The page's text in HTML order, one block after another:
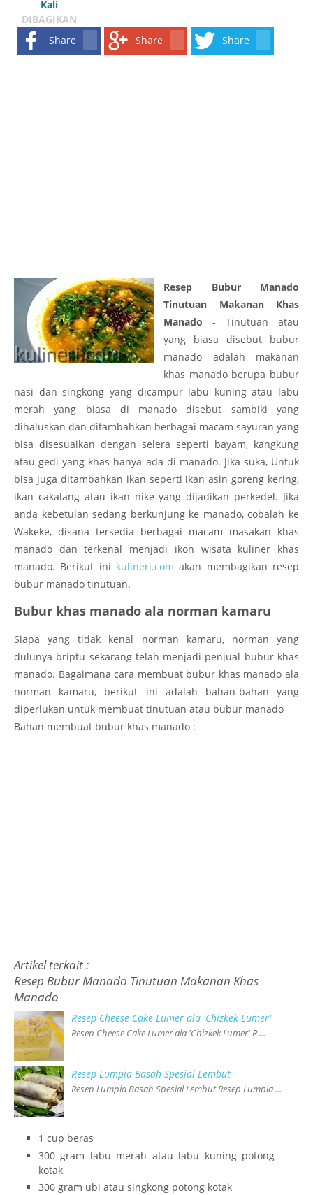
Kali
DIBAGIKAN
Share
Share Share
Resep Bubur Manado
Tinutuan Makanan Khas
Manado - Tinutuan atau
yang biasa disebut bubur
manado adalah makanan
khas manado berupa bubur
nasi dan singkong yang dicampur labu kuning atau labu
merah yang biasa di manado disebut sambiki yang
dihaluskan dan ditambahkan berbagai macam sayuran yang
bisa disesuaikan dengan selera seperti bayam, kangkung
atau gedi yang khas hanya ada di manado. Jika suka, Untuk
bisa juga ditambahkan ikan seperti ikan asin goreng kering,
ikan cakalang atau ikan nike yang dijadikan perkedel. Jika
anda kebetulan sedang berkunjung ke manado, cobalah ke
Wakeke, disana tersedia berbagai macam masakan khas
manado dan terkenal menjadi ikon wisata kuliner khas
manado. Berikut ini kulineri.com akan membagikan resep
bubur manado tinutuan.
Bubur khas manado ala norman kamaru
Siapa yang tidak kenal norman kamaru, norman yang
dulunya briptu sekarang telah menjadi penjual bubur khas
manado. Bagaimana cara membuat bubur khas manado ala
norman kamaru, berikut ini adalah bahan-bahan yang
diperlukan untuk membuat tinutuan atau bubur manado
Bahan membuat bubur khas manado :
Artikel terkait :
Resep Bubur Manado Tinutuan Makanan Khas
Manado
Resep Cheese Cake Lumer ala 'Chizkek Lumer'
Resep Cheese Cake Lumer ala 'Chizkek Lumer' R ...
Resep Lumpia Basah Spesial Lembut
Resep Lumpia Basah Spesial Lembut Resep Lumpia ...
1 cup beras
300 gram labu merah atau labu kuning potong
kotak
300 gram ubi atau singkong potong kotak